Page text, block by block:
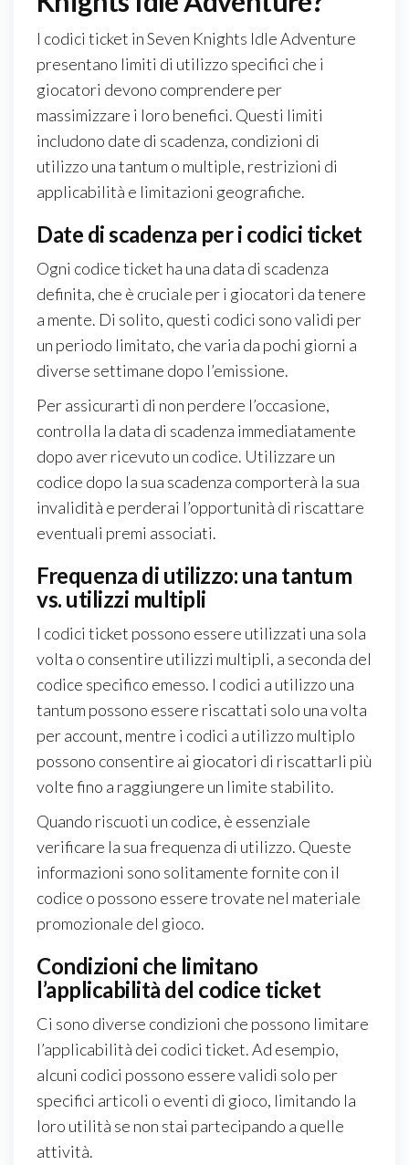
I codici ticket in Seven Knights Idle Adventure
presentano limiti di utilizzo specifici che i
giocatori devono comprendere per
massimizzare i loro benefici. Questi limiti
includono date di scadenza, condizioni di
utilizzo una tantum o multiple, restrizioni di
applicabilità e limitazioni geografiche.
Date di scadenza per i codici ticket
Ogni codice ticket ha una data di scadenza
definita, che è cruciale per i giocatori da tenere
a mente. Di solito, questi codici sono validi per
un periodo limitato, che varia da pochi giorni a
diverse settimane dopo l’emissione.
Per assicurarti di non perdere l’occasione,
controlla la data di scadenza immediatamente
dopo aver ricevuto un codice. Utilizzare un
codice dopo la sua scadenza comporterà la sua
invalidità e perderai l’opportunità di riscattare
eventuali premi associati.
Frequenza di utilizzo: una tantum
vs. utilizzi multipli
I codici ticket possono essere utilizzati una sola
volta o consentire utilizzi multipli, a seconda del
codice specifico emesso. I codici a utilizzo una
tantum possono essere riscattati solo una volta
per account, mentre i codici a utilizzo multiplo
possono consentire ai giocatori di riscattarli più
volte fino a raggiungere un limite stabilito.
Quando riscuoti un codice, è essenziale
verificare la sua frequenza di utilizzo. Queste
informazioni sono solitamente fornite con il
codice o possono essere trovate nel materiale
promozionale del gioco.
Condizioni che limitano
l’applicabilità del codice ticket
Ci sono diverse condizioni che possono limitare
l’applicabilità dei codici ticket. Ad esempio,
alcuni codici possono essere validi solo per
specifici articoli o eventi di gioco, limitando la
loro utilità se non stai partecipando a quelle
attività.